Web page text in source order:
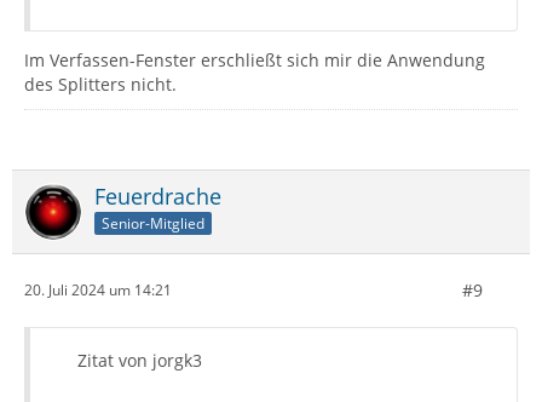
Im Verfassen-Fenster erschließt sich mir die Anwendung
des Splitters nicht.
Feuerdrache
Senior-Mitglied
20. Juli 2024 um 14:21 #9
Zitat von jorgk3